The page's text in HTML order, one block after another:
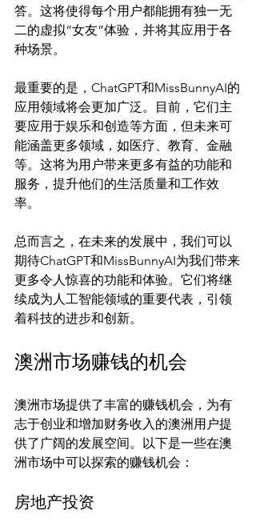
答。这将使得每个用户都能拥有独一无
二的虚拟“女友”体验，并将其应用于各
种场景。
最重要的是，ChatGPT和MissBunnyAI的
应用领域将会更加广泛。目前，它们主
要应用于娱乐和创造等方面，但未来可
能涵盖更多领域，如医疗、教育、金融
等。这将为用户带来更多有益的功能和
服务，提升他们的生活质量和工作效
率。
总而言之，在未来的发展中，我们可以
期待ChatGPT和MissBunnyAI为我们带来
更多令人惊喜的功能和体验。它们将继
续成为人工智能领域的重要代表，引领
澳洲市场赚钱的机会
澳洲市场提供了丰富的赚钱机会，为有
志于创业和增加财务收入的澳洲用户提
供了广阔的发展空间。以下是一些在澳
房地产投资